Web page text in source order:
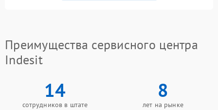
Преимущества сервисного центра
Indesit
14
сотрудников в штате
8
лет на рынке